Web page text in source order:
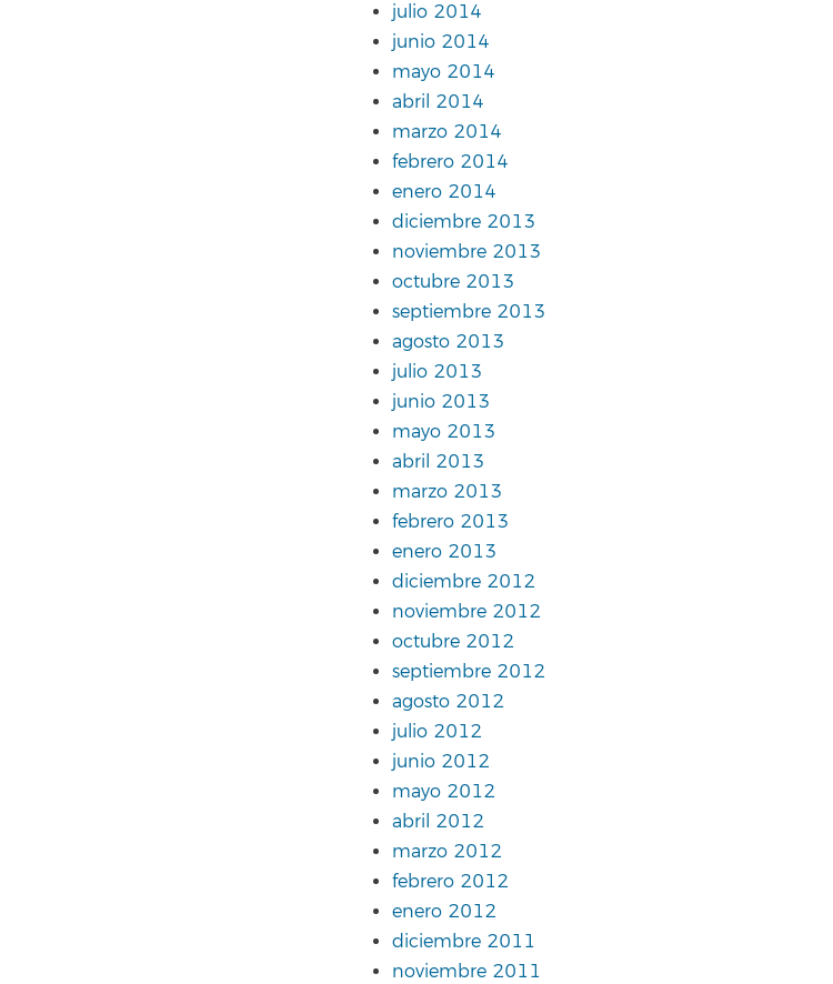
julio 2014
junio 2014
mayo 2014
abril 2014
marzo 2014
febrero 2014
enero 2014
diciembre 2013
noviembre 2013
octubre 2013
septiembre 2013
agosto 2013
julio 2013
junio 2013
mayo 2013
abril 2013
marzo 2013
febrero 2013
enero 2013
diciembre 2012
noviembre 2012
octubre 2012
septiembre 2012
agosto 2012
julio 2012
junio 2012
mayo 2012
abril 2012
marzo 2012
febrero 2012
enero 2012
diciembre 2011
noviembre 2011